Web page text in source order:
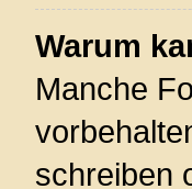
Warum
Manche
schreiben